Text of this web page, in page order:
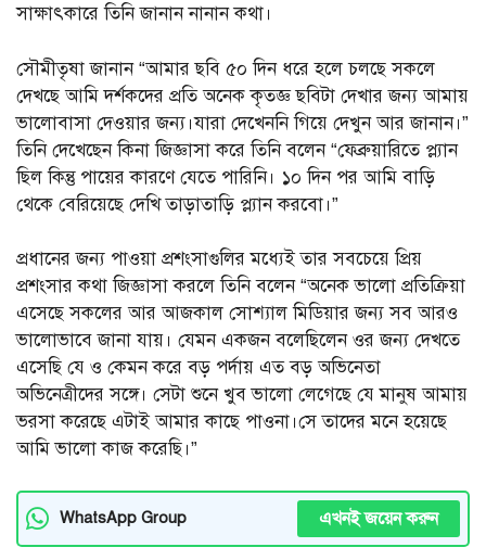
সাক্ষাৎকারে তিনি জানান নানান কথা।
সৌমীতৃষা জানান “আমার ছবি ৫০ দিন ধরে হলে চলছে সকলে
দেখছে আমি দর্শকদের প্রতি অনেক কৃতজ্ঞ ছবিটা দেখার জন্য আমায়
ভালোবাসা দেওয়ার জন্য।যারা দেখেননি গিয়ে দেখুন আর জানান।”
তিনি দেখেছেন কিনা জিজ্ঞাসা করে তিনি বলেন “ফেব্রুয়ারিতে প্ল্যান
ছিল কিন্তু পায়ের কারণে যেতে পারিনি। ১০ দিন পর আমি বাড়ি
থেকে বেরিয়েছে দেখি তাড়াতাড়ি প্ল্যান করবো।”
প্রধানের জন্য পাওয়া প্রশংসাগুলির মধ্যেই তার সবচেয়ে প্রিয়
প্রশংসার কথা জিজ্ঞাসা করলে তিনি বলেন “অনেক ভালো প্রতিক্রিয়া
এসেছে সকলের আর আজকাল সোশ্যাল মিডিয়ার জন্য সব আরও
ভালোভাবে জানা যায়। যেমন একজন বলেছিলেন ওর জন্য দেখতে
এসেছি যে ও কেমন করে বড় পর্দায় এত বড় অভিনেতা
অভিনেত্রীদের সঙ্গে। সেটা শুনে খুব ভালো লেগেছে যে মানুষ আমায়
ভরসা করেছে এটাই আমার কাছে পাওনা।সে তাদের মনে হয়েছে
আমি ভালো কাজ করেছি।”
WhatsApp Group এখনই জয়েন করুন